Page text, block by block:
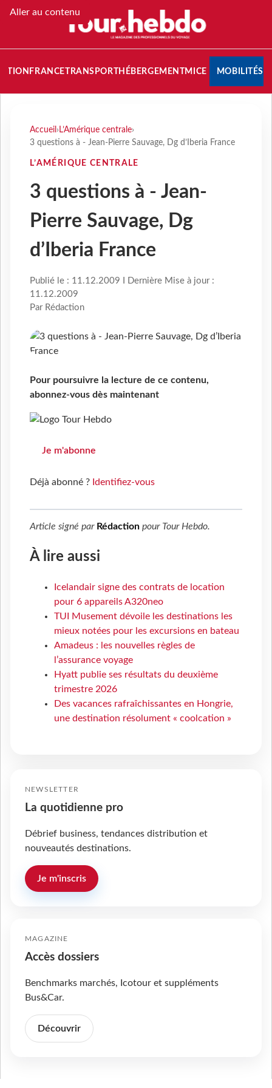
Aller au contenu
FRANCETRANSPORT HÉBERGEMENTMICE MOBILITÉS
Accueil › L’Amérique centrale›
3 questions à - Jean-Pierre Sauvage, Dg d’Iberia France
L’AMÉRIQUE CENTRALE
3 questions à - Jean-
Pierre Sauvage, Dg
d’Iberia France
Publié le : 11.12.2009 I Dernière Mise à jour :
11.12.2009
Par Rédaction
Pour poursuivre la lecture de ce contenu,
abonnez-vous dès maintenant
Je m'abonne
Déjà abonné ? Identifiez-vous
Article signé par Rédaction pour Tour Hebdo.
À lire aussi
Icelandair signe des contrats de location
pour 6 appareils A320neo
TUI Musement dévoile les destinations les
mieux notées pour les excursions en bateau
Amadeus : les nouvelles règles de
l’assurance voyage
Hyatt publie ses résultats du deuxième
trimestre 2026
Des vacances rafraîchissantes en Hongrie,
une destination résolument « coolcation »
NEWSLETTER
La quotidienne pro
Débrief business, tendances distribution et
nouveautés destinations.
Je m'inscris
MAGAZINE
Accès dossiers
Benchmarks marchés, Icotour et suppléments
Bus&Car.
Découvrir